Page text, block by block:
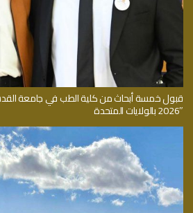
2026″ بالولايات المتحدة